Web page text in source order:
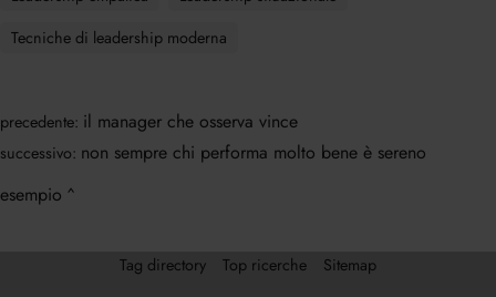
Tecniche di leadership moderna
precedente: il manager che osserva vince
successivo: non sempre chi performa molto bene è sereno
esempio
Tag directory Top ricerche Sitemap